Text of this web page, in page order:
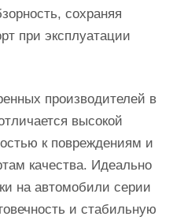
сохраняя
при эксплуатации
производителей в
высокой
к повреждениям и
качества. Идеально
на автомобили серии
и стабильную